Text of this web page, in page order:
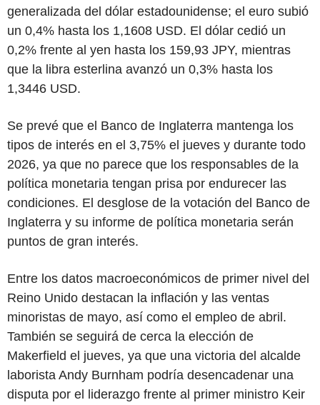
generalizada del dólar estadounidense; el euro subió
un 0,4% hasta los 1,1608 USD. El dólar cedió un
0,2% frente al yen hasta los 159,93 JPY, mientras
que la libra esterlina avanzó un 0,3% hasta los
1,3446 USD.
Se prevé que el Banco de Inglaterra mantenga los
tipos de interés en el 3,75% el jueves y durante todo
2026, ya que no parece que los responsables de la
política monetaria tengan prisa por endurecer las
condiciones. El desglose de la votación del Banco de
Inglaterra y su informe de política monetaria serán
puntos de gran interés.
Entre los datos macroeconómicos de primer nivel del
Reino Unido destacan la inflación y las ventas
minoristas de mayo, así como el empleo de abril.
También se seguirá de cerca la elección de
Makerfield el jueves, ya que una victoria del alcalde
laborista Andy Burnham podría desencadenar una
disputa por el liderazgo frente al primer ministro Keir